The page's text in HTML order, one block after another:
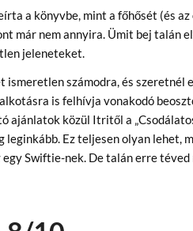
a könyvbe, mint a főhősét (és
már nem annyira. Ümit bej talán
jeleneteket.
ismeretlen számodra, és
is felhívja vonakodó
ajánlatok közül Itritől a
leginkább. Ez teljesen olyan lehet,
Swiftie-nek. De talán erre